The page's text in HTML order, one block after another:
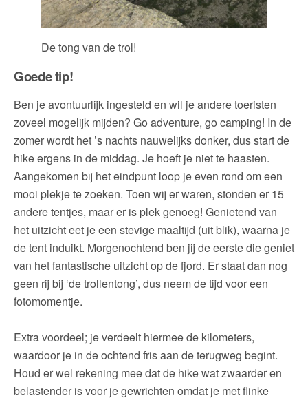
De tong van de trol!
Goede tip!
Ben je avontuurlijk ingesteld en wil je andere toeristen
zoveel mogelijk mijden? Go adventure, go camping! In de
zomer wordt het ’s nachts nauwelijks donker, dus start de
hike ergens in de middag. Je hoeft je niet te haasten.
Aangekomen bij het eindpunt loop je even rond om een
mooi plekje te zoeken. Toen wij er waren, stonden er 15
andere tentjes, maar er is plek genoeg! Genietend van
het uitzicht eet je een stevige maaltijd (uit blik), waarna je
de tent induikt. Morgenochtend ben jij de eerste die geniet
van het fantastische uitzicht op de fjord. Er staat dan nog
geen rij bij ‘de trollentong’, dus neem de tijd voor een
fotomomentje.
Extra voordeel; je verdeelt hiermee de kilometers,
waardoor je in de ochtend fris aan de terugweg begint.
Houd er wel rekening mee dat de hike wat zwaarder en
belastender is voor je gewrichten omdat je met flinke